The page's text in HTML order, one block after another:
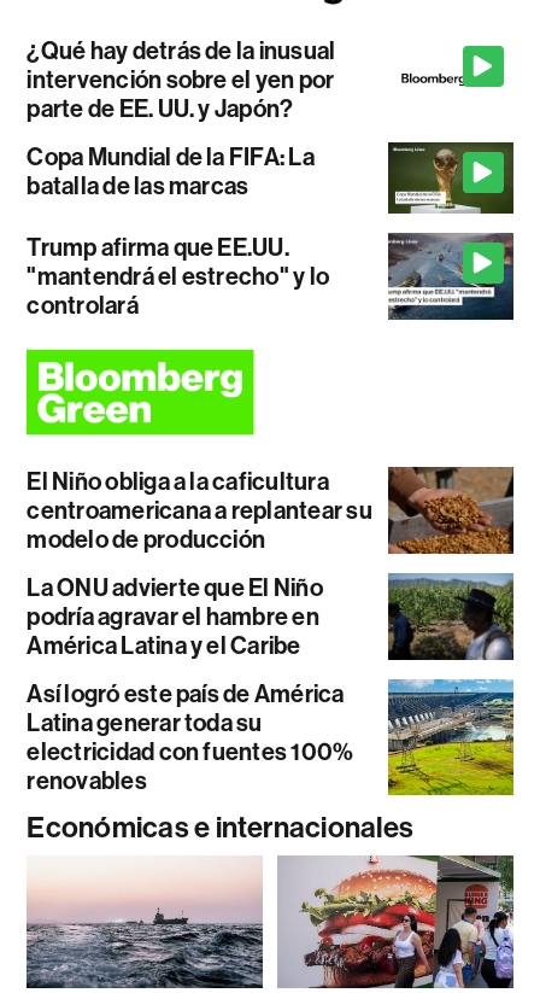
¿Qué hay detrás de la inusual
intervención sobre el yen por
parte de EE. UU. y Japón?
Copa Mundial de la FIFA: La
batalla de las marcas
Trump afirma que EE.UU.
"mantendrá el estrecho" y lo
controlará
El Niño obliga a la caficultura
centroamericana a replantear su
modelo de producción
La ONU advierte que El Niño
podría agravar el hambre en
América Latina y el Caribe
Así logró este país de América
Latina generar toda su
electricidad con fuentes 100%
renovables
Económicas e internacionales